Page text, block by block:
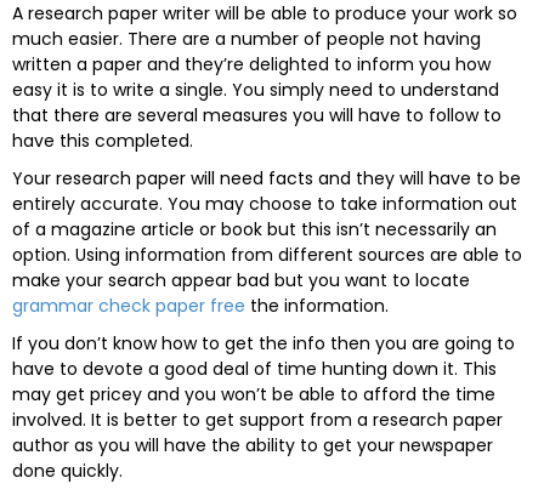
A research paper writer will be able to produce your work so
much easier. There are a number of people not having
written a paper and they’re delighted to inform you how
easy it is to write a single. You simply need to understand
that there are several measures you will have to follow to
have this completed.
Your research paper will need facts and they will have to be
entirely accurate. You may choose to take information out
of a magazine article or book but this isn’t necessarily an
option. Using information from different sources are able to
make your search appear bad but you want to locate
grammar check paper free the information.
If you don’t know how to get the info then you are going to
have to devote a good deal of time hunting down it. This
may get pricey and you won’t be able to afford the time
involved. It is better to get support from a research paper
author as you will have the ability to get your newspaper
done quickly.